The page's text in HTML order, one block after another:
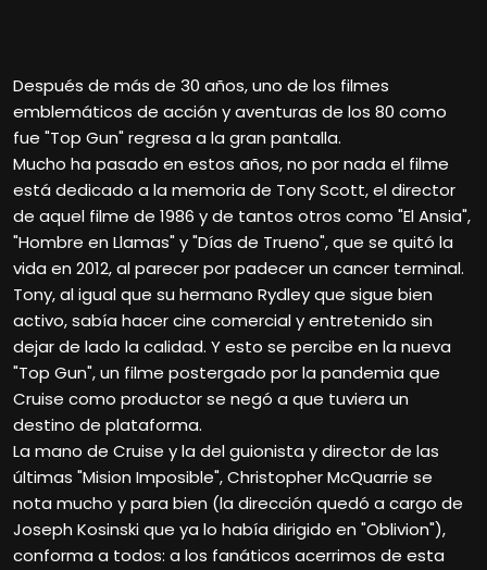
Después de más de 30 años, uno de los filmes
emblemáticos de acción y aventuras de los 80 como
fue "Top Gun" regresa a la gran pantalla.
Mucho ha pasado en estos años, no por nada el filme
está dedicado a la memoria de Tony Scott, el director
de aquel filme de 1986 y de tantos otros como "El Ansia",
"Hombre en Llamas" y "Días de Trueno", que se quitó la
vida en 2012, al parecer por padecer un cancer terminal.
Tony, al igual que su hermano Rydley que sigue bien
activo, sabía hacer cine comercial y entretenido sin
dejar de lado la calidad. Y esto se percibe en la nueva
"Top Gun", un filme postergado por la pandemia que
Cruise como productor se negó a que tuviera un
destino de plataforma.
La mano de Cruise y la del guionista y director de las
últimas "Mision Imposible", Christopher McQuarrie se
nota mucho y para bien (la dirección quedó a cargo de
Joseph Kosinski que ya lo había dirigido en "Oblivion"),
conforma a todos: a los fanáticos acerrimos de esta